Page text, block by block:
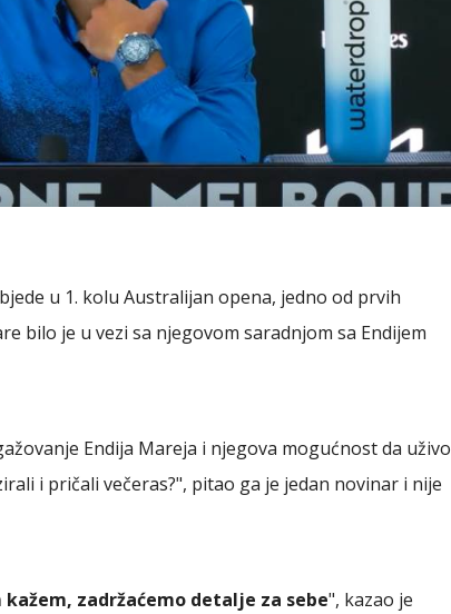
u 1. kolu Australijan opena, jedno od prvih
bilo je u vezi sa njegovom saradnjom sa Endijem
Endija Mareja i njegova mogućnost da uživo
i pričali večeras?", pitao ga je jedan novinar i nije
zadržaćemo detalje za sebe", kazao je